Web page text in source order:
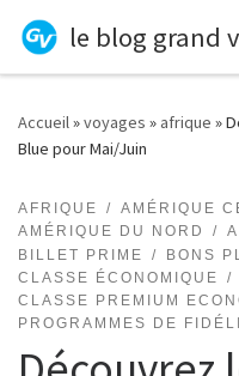
Skip to content
le blog grand
Accueil»voyages » afrique »
Blue pour Mai/Juin
AFRIQUE
AMÉRIQUE
AMÉRIQUE DU NORD
BILLET PRIME
BONS
CLASSE ÉCONOMIQUE
CLASSE PREMIUM
PROGRAMMES DE